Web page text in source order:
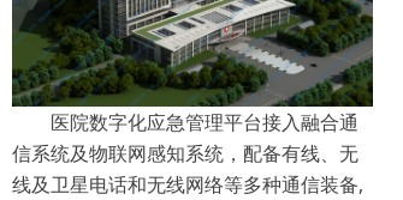
医院数字化应急管理平台接入融合通
信系统及物联网感知系统，配备有线、无
线及卫星电话和无线网络等多种通信装备,